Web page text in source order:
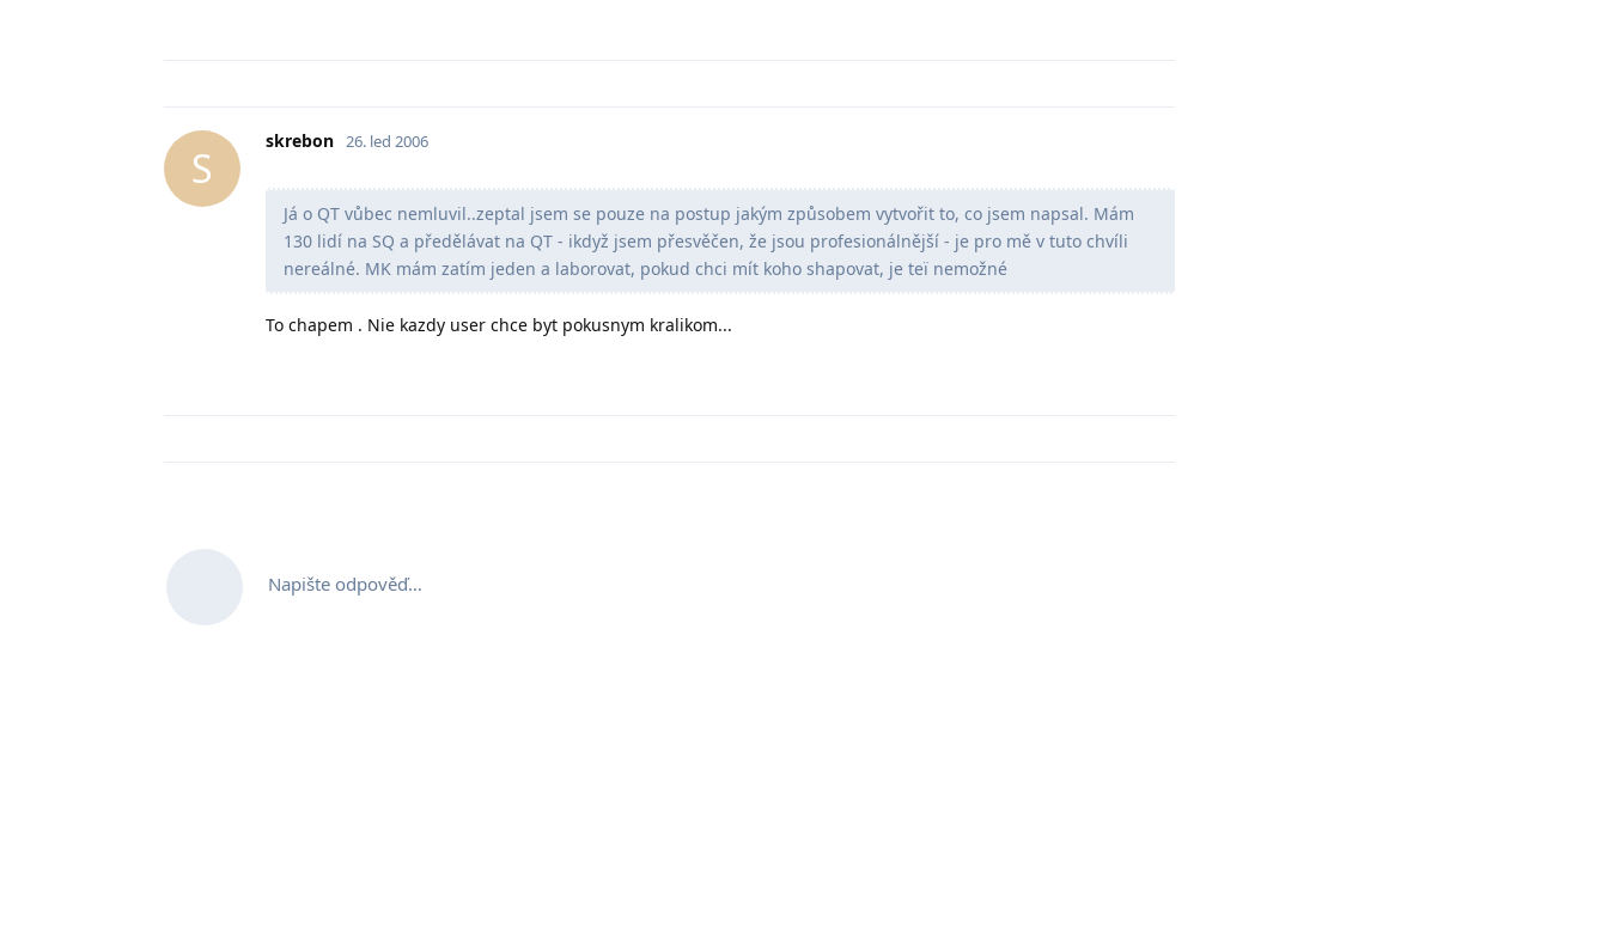
S
skrebon 26. led 2006
Já o QT vůbec nemluvil..zeptal jsem se pouze na postup jakým způsobem vytvořit to, co jsem napsal. Mám
130 lidí na SQ a předělávat na QT - ikdyž jsem přesvěčen, že jsou profesionálnější - je pro mě v tuto chvíli
nereálné. MK mám zatím jeden a laborovat, pokud chci mít koho shapovat, je teï nemožné
To chapem . Nie kazdy user chce byt pokusnym kralikom...
Napište odpověď…